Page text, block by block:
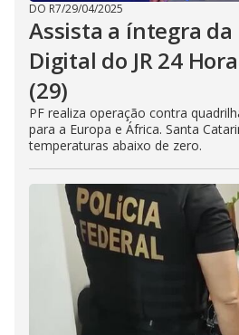
DO R7/29/04/2025
Assista a íntegra da
Digital do JR 24
(29)
PF realiza operação contra
para a Europa e África. Santa
temperaturas abaixo de zero.